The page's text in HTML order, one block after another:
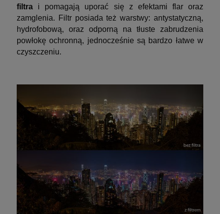
filtra i pomagają uporać się z efektami flar oraz
zamglenia. Filtr posiada też warstwy: antystatyczną,
hydrofobową, oraz odporną na tłuste zabrudzenia
powłokę ochronną, jednocześnie są bardzo łatwe w
czyszczeniu.